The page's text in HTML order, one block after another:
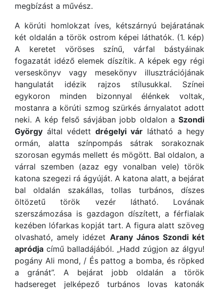
megbízást a művész.
A körúti homlokzat íves, kétszárnyú bejáratának
két oldalán a török ostrom képei láthatók. (1. kép)
A keretet vöröses színű, várfal bástyáinak
fogazatát idéző elemek díszítik. A képek egy régi
verseskönyv vagy mesekönyv illusztrációjának
hangulatát idézik rajzos stílusukkal. Színei
egykoron minden bizonnyal élénkek voltak,
mostanra a körúti szmog szürkés árnyalatot adott
neki. A kép felső sávjában jobb oldalon a Szondi
György által védett drégelyi vár látható a hegy
ormán, alatta színpompás sátrak sorakoznak
szorosan egymás mellett és mögött. Bal oldalon, a
várral szemben (azaz egy vonalban vele) török
katona szegezi rá ágyúját. A katona alatt, a bejárat
bal oldalán szakállas, tollas turbános, díszes
öltözetű török vezér látható. Lovának
szerszámozása is gazdagon díszített, a férfialak
kezében lófarkas kopját tart. A figura alatt szöveg
olvasható, amely idézet Arany János Szondi két
apródja című balladájából. „Hadd zúgjon az álgyu!
pogány Ali mond, / És pattog a bomba, és röpked
a gránát”. A bejárat jobb oldalán a török
hadsereget jelképező turbános lovas katonák